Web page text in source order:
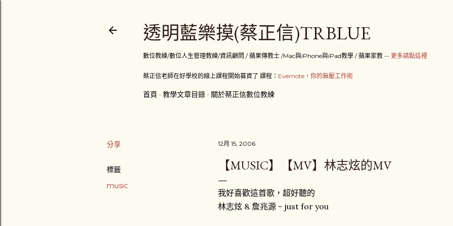
透明藍樂摸(蔡正信)TRBLUE
數位教練/數位人生管理教練/資訊顧問 / 蘋果傳教士 /Mac與iPhone與iPad教學 / 蘋果家教 -- 更多請點這裡
蔡正信老師在好學校的線上課程開始募資了 課程： Evernote，你的無壓工作術
首頁 教學文章目錄 關於蔡正信數位教練
分享
標籤
music
12月 15, 2006
【MUSIC】【MV】林志炫的MV
我好喜歡這首歌，超好聽的
林志炫 & 詹兆源 - just for you